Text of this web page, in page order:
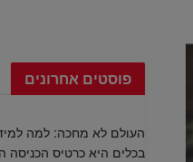
פוסטים אחרונים
בכלים היא כרטיס הכניסה